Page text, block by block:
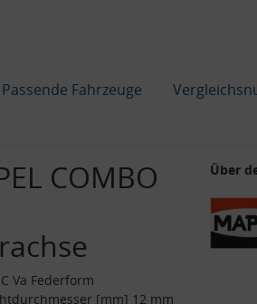
Passende Fahrzeuge
COMBO
Va Federform
[mm] 12 mm
Über